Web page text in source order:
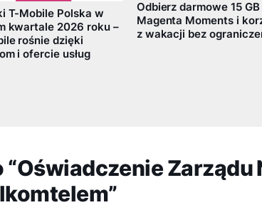
T-Mobile Polska w
kwartale 2026 roku –
rośnie dzięki
i ofercie usług
Odbierz darmowe 15
Magenta Moments i
z wakacji bez
Zarządu